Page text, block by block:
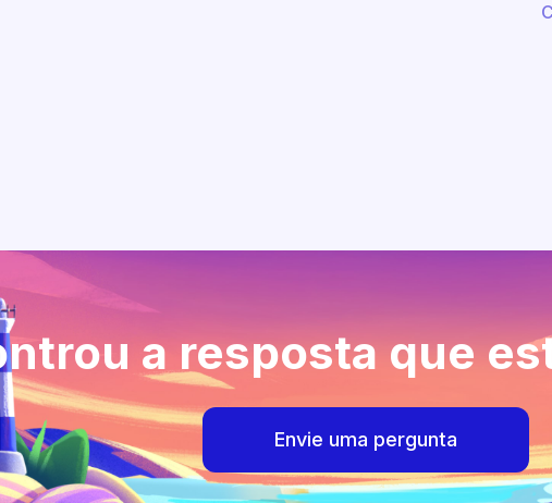
a resposta que
Envie uma pergunta